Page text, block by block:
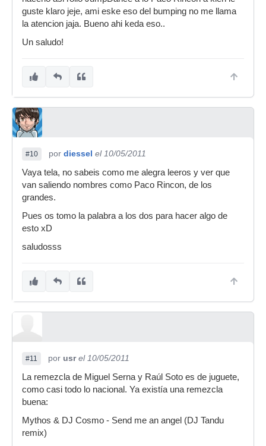
guste klaro jeje, ami eske eso del bumping no me llama
la atencion jaja. Bueno ahi keda eso..
Un saludo!
#10 por diessel el 10/05/2011
Vaya tela, no sabeis como me alegra leeros y ver que
van saliendo nombres como Paco Rincon, de los
grandes.
Pues os tomo la palabra a los dos para hacer algo de
esto xD
saludosss
#11 por usr el 10/05/2011
La remezcla de Miguel Serna y Raúl Soto es de juguete,
como casi todo lo nacional. Ya existía una remezcla
buena:
Mythos & DJ Cosmo - Send me an angel (DJ Tandu
remix)